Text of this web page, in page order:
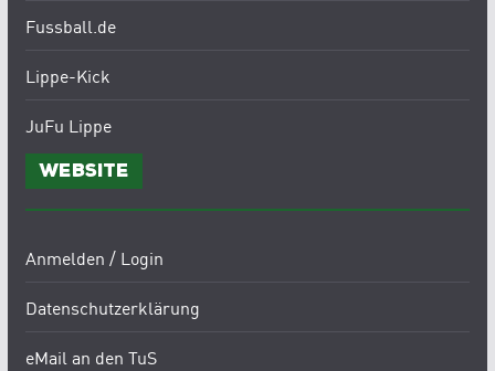
Fussball.de
Lippe-Kick
JuFu Lippe
Website
Anmelden / Login
Datenschutzerklärung
eMail an den TuS